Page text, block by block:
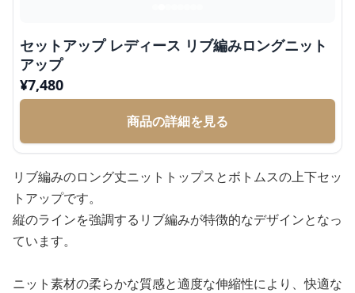
セットアップ レディース リブ編みロングニット
アップ
¥7,480
商品の詳細を見る
リブ編みのロング丈ニットトップスとボトムスの上下セッ
トアップです。
縦のラインを強調するリブ編みが特徴的なデザインとなっ
ています。
ニット素材の柔らかな質感と適度な伸縮性により、快適な